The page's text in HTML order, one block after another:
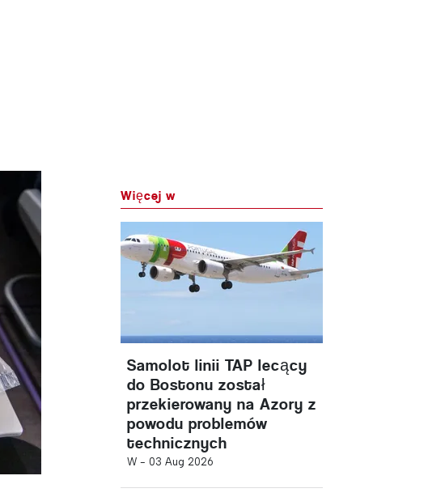
Więcej w
Samolot linii TAP lecący
do Bostonu został
przekierowany na Azory z
powodu problemów
technicznych
W - 03 Aug 2026